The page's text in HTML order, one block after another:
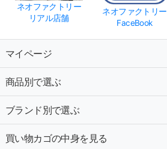
ネオファクトリー
リアル店舗
ネオファクトリー
FaceBook
マイページ
商品別で選ぶ
ブランド別で選ぶ
買い物カゴの中身を見る